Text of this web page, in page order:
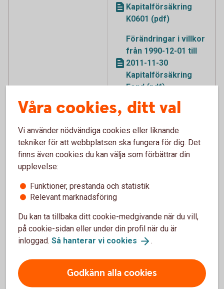
Kapitalförsäkring
K0601 (pdf)
Förändringar i villkor
från 1990-12-01 till
2011-11-30
Kapitalförsäkring
Fond (pdf)
Livförsäkring fd
nyteckning)
Villkor from 2024-01-
Låneskydd (pdf)
Livförsäkring GL
6016 (ej för nyteckning)
Villkor from 2024-01-
6016 (pdf)
6071 (ej för nyteckning)
01 Livskydd Lån GL
6071 (pdf)
Pensionsförsäkring
(pdf)
Våra cookies, ditt val
Vi använder nödvändiga cookies eller liknande
tekniker för att webbplatsen ska fungera för dig. Det
finns även cookies du kan välja som förbättrar din
upplevelse:
Funktioner, prestanda och statistik
Relevant marknadsföring
Du kan ta tillbaka ditt cookie-medgivande när du vill,
på cookie-sidan eller under din profil när du är
inloggad. Så hanterar vi cookies .
Godkänn alla cookies